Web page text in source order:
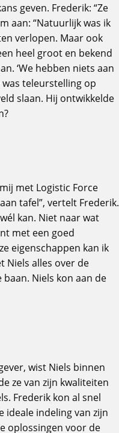
geven. Frederik: “Ze
aan: “Natuurlijk was ik
verlopen. Maar ook
heel groot en bekend
‘We hebben niets aan
was teleurstelling op
slaan. Hij ontwikkelde
met Logistic Force
tafel”, vertelt Frederik.
kan. Niet naar wat
met een goed
eigenschappen kan ik
Niels alles over de
Niels kon aan de
wist Niels binnen
ze van zijn kwaliteiten
Frederik kon al snel
ideale indeling van zijn
oplossingen voor de